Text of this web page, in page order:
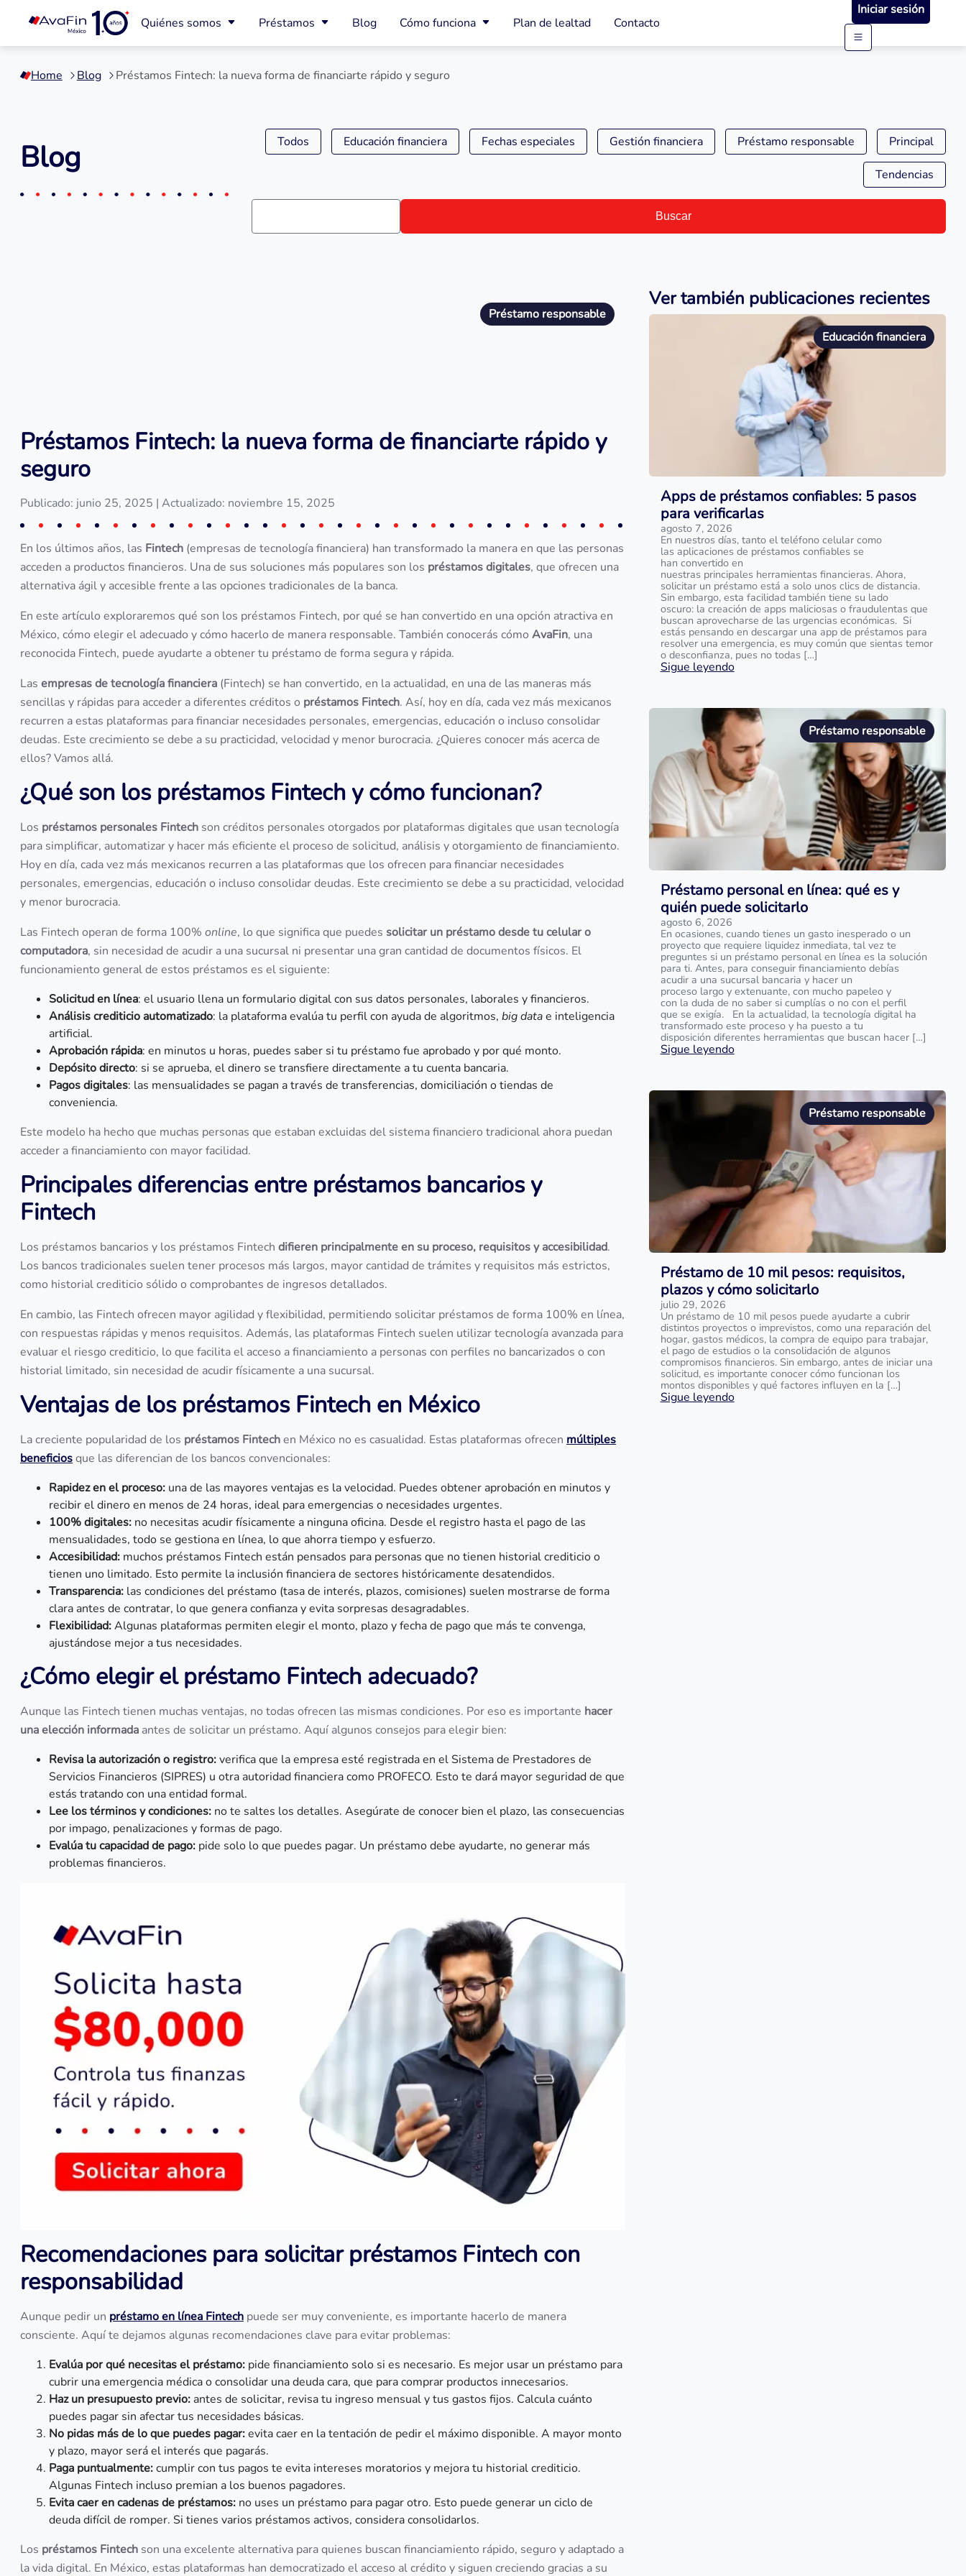
contenido
Quiénes somos Préstamos Blog Cómo funciona Plan de lealtad Contacto
Iniciar sesión
Home Blog Préstamos Fintech: la nueva forma de financiarte rápido y seguro
Blog Todos Educación financiera Fechas especiales Gestión financiera Préstamo responsable Principal
Tendencias
Buscar
Préstamo responsable
Préstamos Fintech: la nueva forma de financiarte rápido y
seguro
Publicado: junio 25, 2025 | Actualizado: noviembre 15, 2025
En los últimos años, las Fintech (empresas de tecnología financiera) han transformado la manera en que las personas
acceden a productos financieros. Una de sus soluciones más populares son los préstamos digitales, que ofrecen una
alternativa ágil y accesible frente a las opciones tradicionales de la banca.
En este artículo exploraremos qué son los préstamos Fintech, por qué se han convertido en una opción atractiva en
México, cómo elegir el adecuado y cómo hacerlo de manera responsable. También conocerás cómo AvaFin, una
reconocida Fintech, puede ayudarte a obtener tu préstamo de forma segura y rápida.
Las empresas de tecnología financiera (Fintech) se han convertido, en la actualidad, en una de las maneras más
sencillas y rápidas para acceder a diferentes créditos o préstamos Fintech. Así, hoy en día, cada vez más mexicanos
recurren a estas plataformas para financiar necesidades personales, emergencias, educación o incluso consolidar
deudas. Este crecimiento se debe a su practicidad, velocidad y menor burocracia. ¿Quieres conocer más acerca de
ellos? Vamos allá.
¿Qué son los préstamos Fintech y cómo funcionan?
Los préstamos personales Fintech son créditos personales otorgados por plataformas digitales que usan tecnología
para simplificar, automatizar y hacer más eficiente el proceso de solicitud, análisis y otorgamiento de financiamiento.
Hoy en día, cada vez más mexicanos recurren a las plataformas que los ofrecen para financiar necesidades
personales, emergencias, educación o incluso consolidar deudas. Este crecimiento se debe a su practicidad, velocidad
y menor burocracia.
Las Fintech operan de forma 100% online, lo que significa que puedes solicitar un préstamo desde tu celular o
computadora, sin necesidad de acudir a una sucursal ni presentar una gran cantidad de documentos físicos. El
funcionamiento general de estos préstamos es el siguiente:
Solicitud en línea: el usuario llena un formulario digital con sus datos personales, laborales y financieros.
Análisis crediticio automatizado: la plataforma evalúa tu perfil con ayuda de algoritmos, big datae inteligencia
artificial.
Aprobación rápida: en minutos u horas, puedes saber si tu préstamo fue aprobado y por qué monto.
Depósito directo: si se aprueba, el dinero se transfiere directamente a tu cuenta bancaria.
Pagos digitales: las mensualidades se pagan a través de transferencias, domiciliación o tiendas de
conveniencia.
Este modelo ha hecho que muchas personas que estaban excluidas del sistema financiero tradicional ahora puedan
acceder a financiamiento con mayor facilidad.
Principales diferencias entre préstamos bancarios y
Fintech
Los préstamos bancarios y los préstamos Fintech difieren principalmente en su proceso, requisitos y accesibilidad.
Los bancos tradicionales suelen tener procesos más largos, mayor cantidad de trámites y requisitos más estrictos,
como historial crediticio sólido o comprobantes de ingresos detallados.
En cambio, las Fintech ofrecen mayor agilidad y flexibilidad, permitiendo solicitar préstamos de forma 100% en línea,
con respuestas rápidas y menos requisitos. Además, las plataformas Fintech suelen utilizar tecnología avanzada para
evaluar el riesgo crediticio, lo que facilita el acceso a financiamiento a personas con perfiles no bancarizados o con
historial limitado, sin necesidad de acudir físicamente a una sucursal.
Ventajas de los préstamos Fintech en México
La creciente popularidad de los préstamos Fintechen México no es casualidad. Estas plataformas ofrecen múltiples
beneficiosque las diferencian de los bancos convencionales:
Rapidez en el proceso: una de las mayores ventajas es la velocidad. Puedes obtener aprobación en minutos y
recibir el dinero en menos de 24 horas, ideal para emergencias o necesidades urgentes.
100% digitales: no necesitas acudir físicamente a ninguna oficina. Desde el registro hasta el pago de las
mensualidades, todo se gestiona en línea, lo que ahorra tiempo y esfuerzo.
Accesibilidad: muchos préstamos Fintech están pensados para personas que no tienen historial crediticio o
tienen uno limitado. Esto permite la inclusión financiera de sectores históricamente desatendidos.
Transparencia: las condiciones del préstamo (tasa de interés, plazos, comisiones) suelen mostrarse de forma
clara antes de contratar, lo que genera confianza y evita sorpresas desagradables.
Flexibilidad:Algunas plataformas permiten elegir el monto, plazo y fecha de pago que más te convenga,
ajustándose mejor a tus necesidades.
¿Cómo elegir el préstamo Fintech adecuado?
Aunque las Fintech tienen muchas ventajas, no todas ofrecen las mismas condiciones. Por eso es importante hacer
una elección informada antes de solicitar un préstamo. Aquí algunos consejos para elegir bien:
Revisa la autorización o registro:verifica que la empresa esté registrada en el Sistema de Prestadores de
Servicios Financieros (SIPRES) u otra autoridad financiera como PROFECO. Esto te dará mayor seguridad de que
estás tratando con una entidad formal.
Lee los términos y condiciones: no te saltes los detalles. Asegúrate de conocer bien el plazo, las consecuencias
por impago, penalizaciones y formas de pago.
Evalúa tu capacidad de pago: pide solo lo que puedes pagar. Un préstamo debe ayudarte, no generar más
problemas financieros.
Recomendaciones para solicitar préstamos Fintech con
responsabilidad
Aunque pedir un préstamo en línea Fintech puede ser muy conveniente, es importante hacerlo de manera
consciente. Aquí te dejamos algunas recomendaciones clave para evitar problemas:
Evalúa por qué necesitas el préstamo: pide financiamiento solo si es necesario. Es mejor usar un préstamo para
cubrir una emergencia médica o consolidar una deuda cara, que para comprar productos innecesarios.
Haz un presupuesto previo: antes de solicitar, revisa tu ingreso mensual y tus gastos fijos. Calcula cuánto
puedes pagar sin afectar tus necesidades básicas.
No pidas más de lo que puedes pagar:evita caer en la tentación de pedir el máximo disponible. A mayor monto
y plazo, mayor será el interés que pagarás.
Paga puntualmente:cumplir con tus pagos te evita intereses moratorios y mejora tu historial crediticio.
Algunas Fintech incluso premian a los buenos pagadores.
Evita caer en cadenas de préstamos: no uses un préstamo para pagar otro. Esto puede generar un ciclo de
deuda difícil de romper. Si tienes varios préstamos activos, considera consolidarlos.
Los préstamos Fintech son una excelente alternativa para quienes buscan financiamiento rápido, seguro y adaptado a
la vida digital. En México, estas plataformas han democratizado el acceso al crédito y siguen creciendo gracias a su
Ver también publicaciones recientes
Educación financiera
Apps de préstamos confiables: 5 pasos
para verificarlas
agosto 7, 2026
En nuestros días, tanto el teléfono celular como
las aplicaciones de préstamos confiables se
han convertido en
nuestras principales herramientas financieras. Ahora,
solicitar un préstamo está a solo unos clics de distancia.
Sin embargo, esta facilidad también tiene su lado
oscuro: la creación de apps maliciosas o fraudulentas que
buscan aprovecharse de las urgencias económicas. Si
estás pensando en descargar una app de préstamos para
resolver una emergencia, es muy común que sientas temor
o desconfianza, pues no todas […]
Sigue leyendo
Préstamo responsable
Préstamo personal en línea: qué es y
quién puede solicitarlo
agosto 6, 2026
En ocasiones, cuando tienes un gasto inesperado o un
proyecto que requiere liquidez inmediata, tal vez te
preguntes si un préstamo personal en línea es la solución
para ti. Antes, para conseguir financiamiento debías
acudir a una sucursal bancaria y hacer un
proceso largo y extenuante, con mucho papeleo y
con la duda de no saber si cumplías o no con el perfil
que se exigía. En la actualidad, la tecnología digital ha
transformado este proceso y ha puesto a tu
disposición diferentes herramientas que buscan hacer […]
Sigue leyendo
Préstamo responsable
Préstamo de 10 mil pesos: requisitos,
plazos y cómo solicitarlo
julio 29, 2026
Un préstamo de 10 mil pesos puede ayudarte a cubrir
distintos proyectos o imprevistos, como una reparación del
hogar, gastos médicos, la compra de equipo para trabajar,
el pago de estudios o la consolidación de algunos
compromisos financieros. Sin embargo, antes de iniciar una
solicitud, es importante conocer cómo funcionan los
montos disponibles y qué factores influyen en la […]
Sigue leyendo